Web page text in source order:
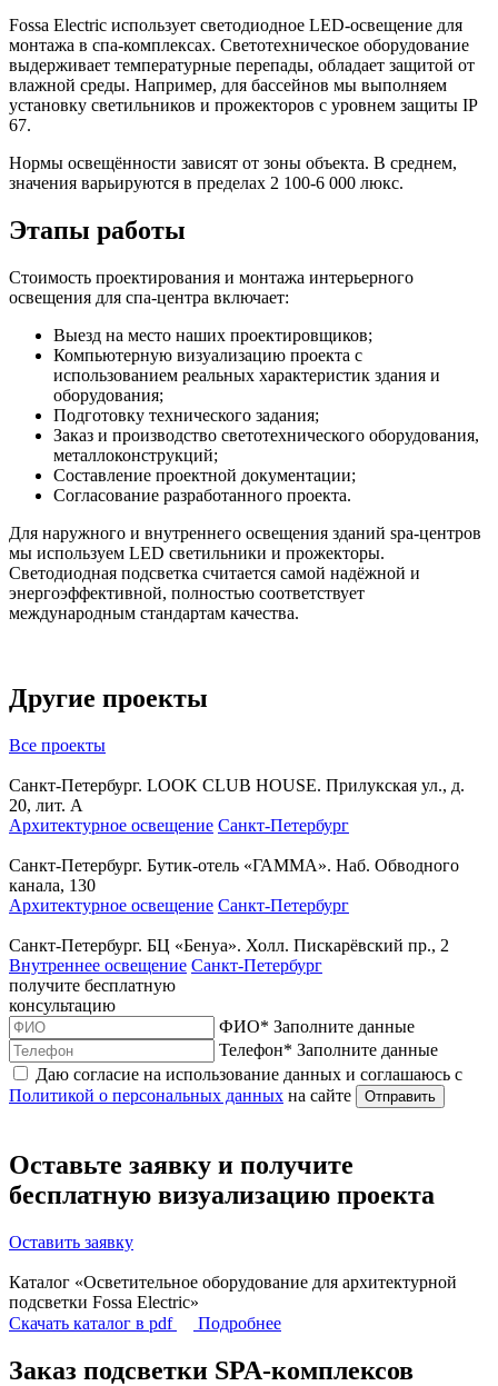
Fossa Electric использует светодиодное LED-освещение для
монтажа в спа-комплексах. Светотехническое оборудование
выдерживает температурные перепады, обладает защитой от
влажной среды. Например, для бассейнов мы выполняем
установку светильников и прожекторов с уровнем защиты IP
67.
Нормы освещённости зависят от зоны объекта. В среднем,
значения варьируются в пределах 2 100-6 000 люкс.
Этапы работы
Стоимость проектирования и монтажа интерьерного
освещения для спа-центра включает:
Выезд на место наших проектировщиков;
Компьютерную визуализацию проекта с
использованием реальных характеристик здания и
оборудования;
Подготовку технического задания;
Заказ и производство светотехнического оборудования,
металлоконструкций;
Составление проектной документации;
Согласование разработанного проекта.
Для наружного и внутреннего освещения зданий spa-центров
мы используем LED светильники и прожекторы.
Светодиодная подсветка считается самой надёжной и
энергоэффективной, полностью соответствует
международным стандартам качества.
Другие проекты
Все проекты
Санкт-Петербург. LOOK CLUB HOUSE. Прилукская ул., д.
20, лит. А
Архитектурное освещение Санкт-Петербург
Санкт-Петербург. Бутик-отель «ГАММА». Наб. Обводного
канала, 130
Архитектурное освещение Санкт-Петербург
Санкт-Петербург. БЦ «Бенуа». Холл. Пискарёвский пр., 2
Внутреннее освещение Санкт-Петербург
получите бесплатную
консультацию
ФИО* Заполните данные
Телефон* Заполните данные
Даю согласие на использование данных и соглашаюсь с
Политикой о персональных данных на сайте Отправить
Оставьте заявку и получите
бесплатную визуализацию проекта
Оставить заявку
Каталог «Осветительное оборудование для архитектурной
подсветки Fossa Electric»
Скачать каталог в pdf
Подробнее
Заказ подсветки SPA-комплексов